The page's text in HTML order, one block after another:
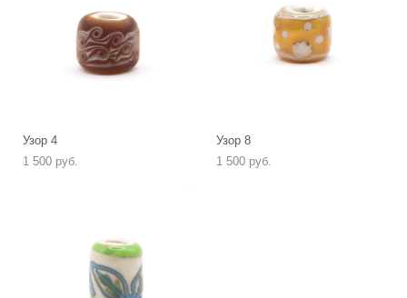
Узор 4
1 500 pуб.
Узор 8
1 500 pуб.